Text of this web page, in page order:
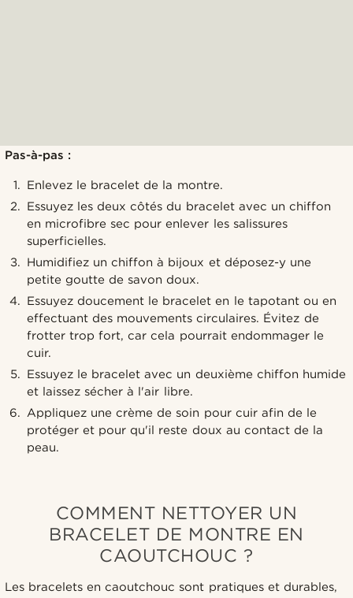
Pas-à-pas :
Enlevez le bracelet de la montre.
Essuyez les deux côtés du bracelet avec un chiffon
en microfibre sec pour enlever les salissures
superficielles.
Humidifiez un chiffon à bijoux et déposez-y une
petite goutte de savon doux.
Essuyez doucement le bracelet en le tapotant ou en
effectuant des mouvements circulaires. Évitez de
frotter trop fort, car cela pourrait endommager le
cuir.
Essuyez le bracelet avec un deuxième chiffon humide
et laissez sécher à l'air libre.
Appliquez une crème de soin pour cuir afin de le
protéger et pour qu'il reste doux au contact de la
peau.
COMMENT NETTOYER UN
BRACELET DE MONTRE EN
CAOUTCHOUC ?
Les bracelets en caoutchouc sont pratiques et durables,